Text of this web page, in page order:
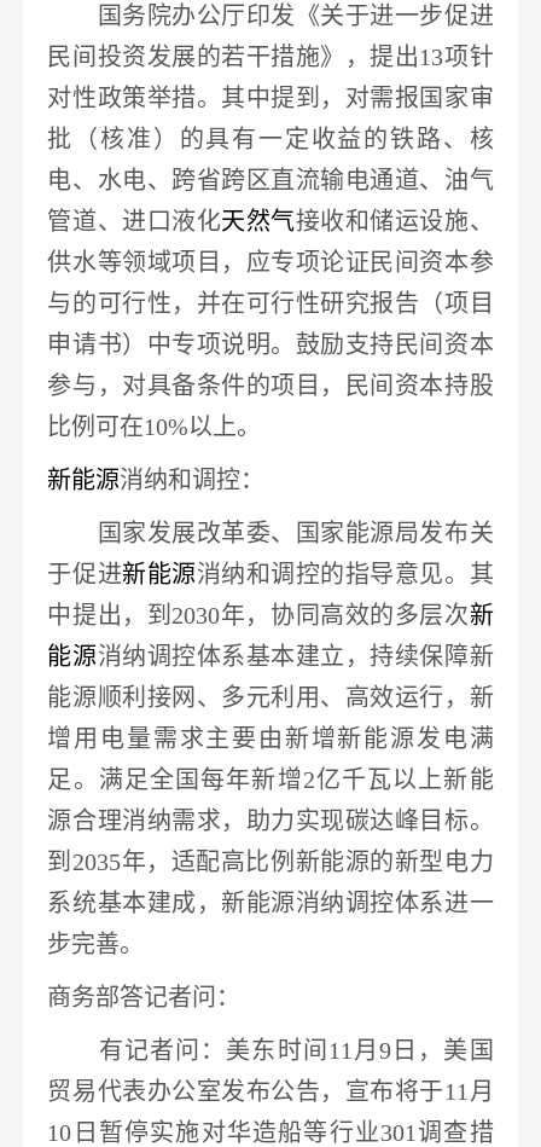
国务院办公厅印发《关于进一步促进
民间投资发展的若干措施》，提出13项针
对性政策举措。其中提到，对需报国家审
批（核准）的具有一定收益的铁路、核
电、水电、跨省跨区直流输电通道、油气
管道、进口液化天然气接收和储运设施、
供水等领域项目 ，应专项论证民间资本参
与的可行性，并在可行性研究报告（项目
申请书）中专项说明。鼓励支持民间资本
参与，对具备条件的项目，民间资本持股
比例可在10%以上。
新能源消纳和调控：
国家发展改革委、国家能源局发布关
于促进新能源消纳和调控的指导意见。其
中提出，到 2030年，协同高效的多层次新
能源消纳调控体系基本建立，持续保障新
能源顺利接网、多元利用、高效运行，新
增用电量需求主要由新增新能源发电满
足。满足全国每年新增2亿千瓦以上新能
源合理消纳需求，助力实现碳达峰目标。
到2035年， 适配高比例新能源的新型电力
系统基本建成 ，新能源消纳调控体系进一
步完善。
商务部答记者问 ：
有记者问：美东时间 11月9日，美国
贸易代表办公室发布公告，宣布将于11月
10日暂停实施对华造船等行业301调查措